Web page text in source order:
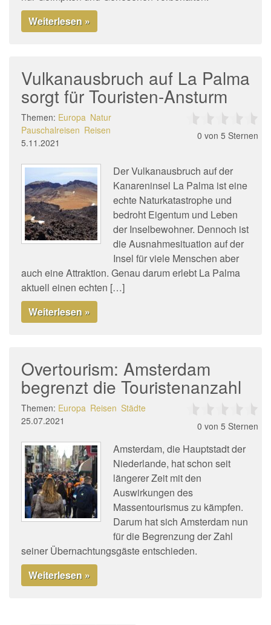
Weiterlesen »
Vulkanausbruch auf La Palma
sorgt für Touristen-Ansturm
Themen: Europa Natur
Pauschalreisen Reisen
5.11.2021
0 von 5 Sternen
Der Vulkanausbruch auf der
Kanareninsel La Palma ist eine
echte Naturkatastrophe und
bedroht Eigentum und Leben
der Inselbewohner. Dennoch ist
die Ausnahmesituation auf der
Insel für viele Menschen aber
auch eine Attraktion. Genau darum erlebt La Palma
aktuell einen echten […]
Weiterlesen »
Overtourism: Amsterdam
begrenzt die Touristenanzahl
Themen: Europa Reisen Städte
25.07.2021
0 von 5 Sternen
Amsterdam, die Hauptstadt der
Niederlande, hat schon seit
längerer Zeit mit den
Auswirkungen des
Massentourismus zu kämpfen.
Darum hat sich Amsterdam nun
für die Begrenzung der Zahl
seiner Übernachtungsgäste entschieden.
Weiterlesen »